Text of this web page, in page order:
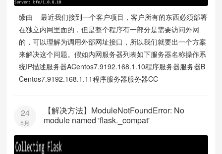
缘由 最近我们接到一个客户项目，客户所有的东西必须部署
在独立内网里面的，但是整个程序有一部分是需要访问外网
的，可以理解为调用外部网址接口，所以我们就要出一个方案
来解决这个问题。假如内网服务器列表如下服务器名称操作系
统IP描述服务器ACentos7.9192.168.1.10程序服务器服务器B
Centos7.9192.168.1.11程序服务器服务器CC
24
5月
【解决方法】ModuleNotFoundError: No
module named 'flask._compat'